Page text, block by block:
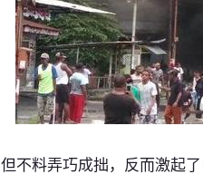
但不料弄巧成拙，反而激起